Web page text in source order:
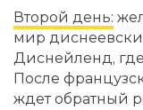
Второй день:
мир
Диснейленд,
После
ждет обратный